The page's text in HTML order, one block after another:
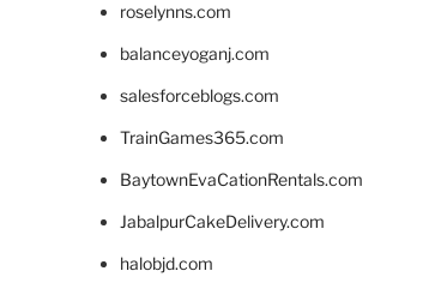
roselynns.com
balanceyoganj.com
salesforceblogs.com
TrainGames365.com
BaytownEvaCationRentals.com
JabalpurCakeDelivery.com
halobjd.com